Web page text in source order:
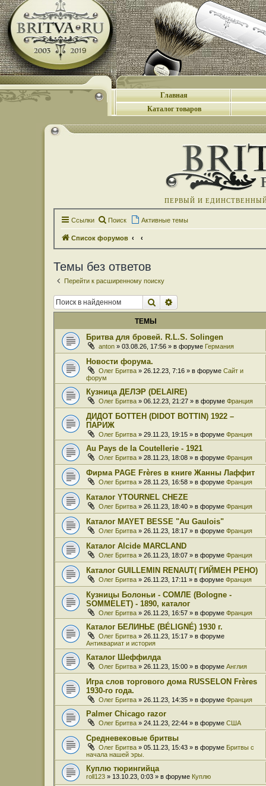
Главная
Каталог товаров
ПЕРВЫЙ И
Ссылки Поиск Активные темы
Список форумов
Темы без ответов
Перейти к расширенному поиску
Поиск
ТЕМЫ
Бритва для бровей. R.L.S. Solingen
anton » 03.08.26, 17:56 » в форуме Германия
Новости форума.
Олег Бритва » 26.12.23, 7:16 » в форуме Сайт и
форум
Кузница ДЕЛЭР (DELAIRE)
Олег Бритва » 06.12.23, 21:27 » в форуме Франция
ДИДОТ БОТТЕН (DIDOT BOTTIN) 1922 –
ПАРИЖ
Олег Бритва » 29.11.23, 19:15 » в форуме Франция
Au Pays de la Coutellerie - 1921
Олег Бритва » 28.11.23, 18:08 » в форуме Франция
Фирма PAGE Frères в книге Жанны Лаффит
Олег Бритва » 28.11.23, 16:58 » в форуме Франция
Каталог YTOURNEL CHEZE
Олег Бритва » 26.11.23, 18:40 » в форуме Франция
Каталог MAYET BESSE "Au Gaulois"
Олег Бритва » 26.11.23, 18:17 » в форуме Франция
Каталог Alcide MARCLAND
Олег Бритва » 26.11.23, 18:07 » в форуме Франция
Каталог GUILLEMIN RENAUT( ГИЙМЕН РЕНО)
Олег Бритва » 26.11.23, 17:11 » в форуме Франция
Кузницы Болоньи - СОМЛЕ (Bologne -
SOMMELET) - 1890, каталог
Олег Бритва » 26.11.23, 16:57 » в форуме Франция
Каталог БЕЛИНЬЕ (BÉLIGNÉ) 1930 г.
Олег Бритва » 26.11.23, 15:17 » в форуме
Антиквариат и история
Каталог Шеффилда
Олег Бритва » 26.11.23, 15:00 » в форуме Англия
Игра слов торгового дома RUSSELON Frères
1930-го года.
Олег Бритва » 26.11.23, 14:35 » в форуме Франция
Palmer Chicago razor
Олег Бритва » 24.11.23, 22:44 » в форуме США
Средневековые бритвы
Олег Бритва » 05.11.23, 15:43 » в форуме Бритвы с
начала нашей эры.
Куплю тюрингийца
roll123 » 13.10.23, 0:03 » в форуме Куплю